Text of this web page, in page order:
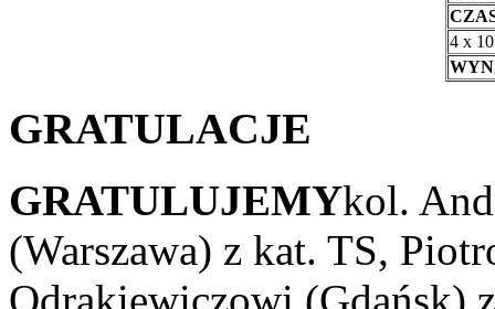
4 x
GRATULACJE
GRATULUJEMYkol.
(Warszawa) z kat. TS,
Odrakiewiczowi (Gdańsk)